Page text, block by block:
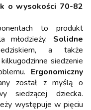
o wysokości 70-82
to produkt
młodzieży. Solidne
a także
siedzenie
Ergonomiczny
został z myślą o
siedzącej dziecka.
występuje w pięciu